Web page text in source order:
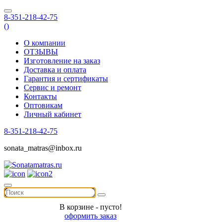
8-351-218-42-75
()
О компании
ОТЗЫВЫ
Изготовление на заказ
Доставка и оплата
Гарантия и сертификаты
Сервис и ремонт
Контакты
Оптовикам
Личный кабинет
8-351-218-42-75
sonata_matras@inbox.ru
В корзине - пусто!
оформить заказ